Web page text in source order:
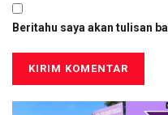
Beritahu saya akan tulisan